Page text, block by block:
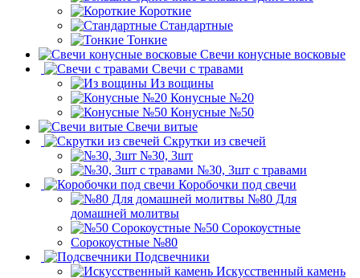
Короткие
Стандартные
Тонкие
Свечи конусные восковые
Свечи с травами
Из вощины
Конусные №20
Конусные №50
Свечи витые
Скрутки из свечей
№30, 3шт
№30, 3шт с травами
Коробочки под свечи
№80 Для
домашней молитвы
№50 Сорокоустные
Сорокоустные №80
Подсвечники
Искусственный камень